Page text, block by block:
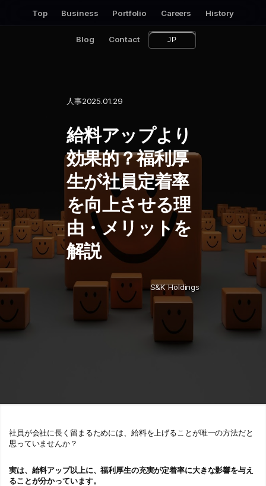
Top Business Portfolio Careers History
Blog Contact JP
人事2025.01.29
給料アップより
効果的？福利厚
生が社員定着率
を向上させる理
由・メリットを
解説
S&K Holdings
社員が会社に長く留まるためには、給料を上げることが唯一の方法だと
思っていませんか？
実は、給料アップ以上に、福利厚生の充実が定着率に大きな影響を与え
ることが分かっています。